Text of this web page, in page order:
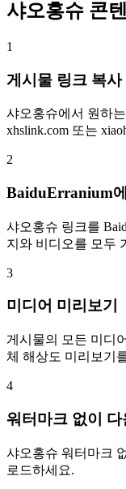
샤오홍슈 콘
1
게시물 링크 복사
샤오홍슈에서 원하
xhslink.com 또는
2
BaiduErranium
샤오홍슈 링크를
지와 비디오를 모두
3
미디어 미리보기
게시물의 모든 미디
체 해상도 미리보기
4
워터마크 없이 다
샤오홍슈 워터마크
로드하세요.